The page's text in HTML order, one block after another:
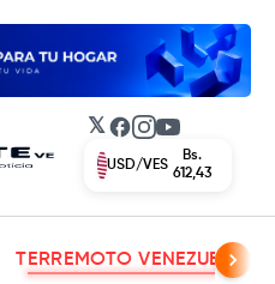
𝕏 Facebook
Instagram
YouTube
EUR/VES
Bs.
702,42
TERREMOTO VENEZUELA